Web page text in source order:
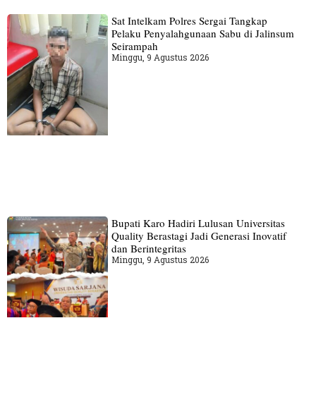
Sat Intelkam Polres Sergai Tangkap
Pelaku Penyalahgunaan Sabu di Jalinsum
Seirampah
Minggu, 9 Agustus 2026
Bupati Karo Hadiri Lulusan Universitas
Quality Berastagi Jadi Generasi Inovatif
dan Berintegritas
Minggu, 9 Agustus 2026